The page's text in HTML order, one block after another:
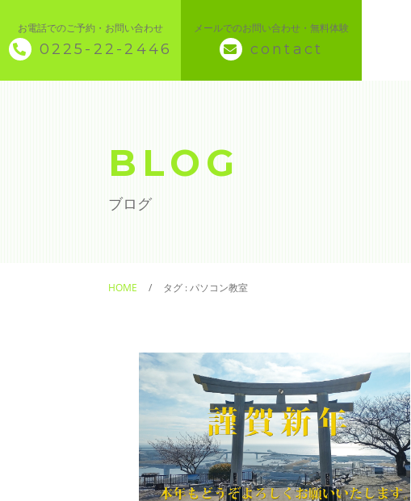
お電話でのご予約・お問い合わせ
0225-22-2446
メールでのお問い合わせ・無料体験
contact
◇ トップページ
◆ CAD・BIM
◆ 資格･ネット試験
◆ オンラインによる授業／体験
◇ 書籍出版
BLOG
ブログ
HOME タグ : パソコン教室